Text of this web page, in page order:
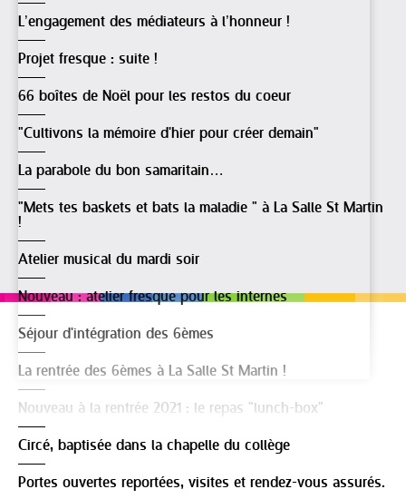
L’engagement des médiateurs à l’honneur !
Projet fresque : suite !
66 boîtes de Noël pour les restos du coeur
"Cultivons la mémoire d'hier pour créer demain"
La parabole du bon samaritain…
"Mets tes baskets et bats la maladie " à La Salle St Martin
!
Atelier musical du mardi soir
Nouveau : atelier fresque pour les internes
Séjour d'intégration des 6èmes
La rentrée des 6èmes à La Salle St Martin !
Nouveau à la rentrée 2021 : le repas "lunch-box"
Circé, baptisée dans la chapelle du collège
Portes ouvertes reportées, visites et rendez-vous assurés.